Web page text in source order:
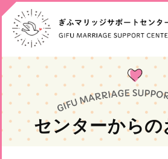
センターから